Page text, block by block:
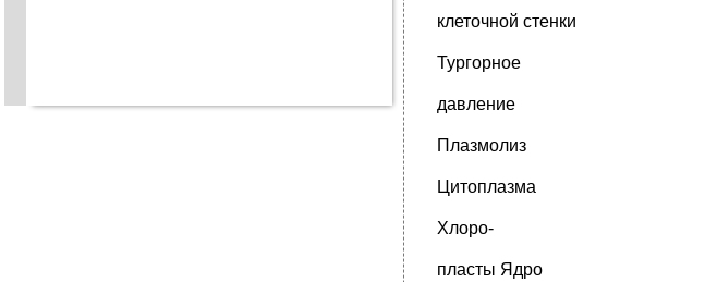
клеточной стенки
Тургорное
давление
Плазмолиз
Цитоплазма
Хлоро-
пласты Ядро